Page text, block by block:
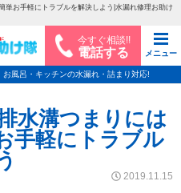
単お手軽にトラブルを解決しよう|水漏れ修理お助け
今すぐ相談!!
電話する メニュー
お風呂・キッチンの水漏れ・詰まり対応!
水溝つまりには
手軽にトラブル
2019.11.15